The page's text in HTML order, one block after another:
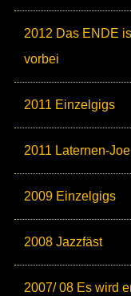
2012 Das ENDE
vorbei
2011 Einzelgigs
2011 Laternen-Joe
2009 Einzelgigs
2008 Jazzfäst
2007/ 08 Es wird